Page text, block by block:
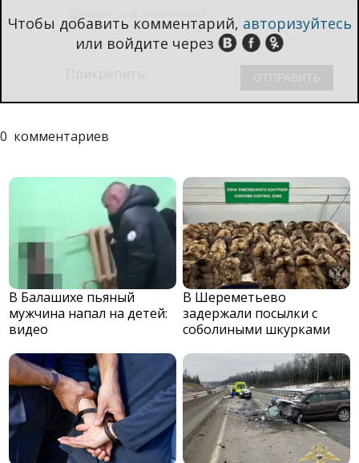
Чтобы добавить комментарий, авторизуйтесь
или войдите через
0 комментариев
В Балашихе пьяный
мужчина напал на детей:
видео
В Шереметьево
задержали посылки с
соболиными шкурками